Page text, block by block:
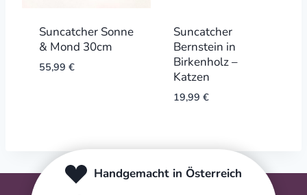
Suncatcher Sonne
& Mond 30cm
55,99 €
Suncatcher
Bernstein in
Birkenholz –
Katzen
19,99 €
Handgemacht in Österreich